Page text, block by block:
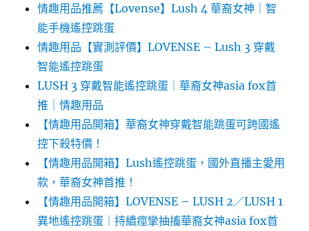
情趣用品推薦【Lovense】Lush 4 華裔女神｜智
能手機遙控跳蛋
情趣用品【實測評價】LOVENSE – Lush 3 穿戴
智能遙控跳蛋
LUSH 3 穿戴智能遙控跳蛋｜華裔女神asia fox首
推｜情趣用品
【情趣用品開箱】華裔女神穿戴智能跳蛋可跨國遙
控下殺特價！
【情趣用品開箱】Lush遙控跳蛋，國外直播主愛用
款，華裔女神首推！
【情趣用品開箱】LOVENSE – LUSH 2／LUSH 1
異地遙控跳蛋｜持續痙攣抽搐華裔女神asia fox首